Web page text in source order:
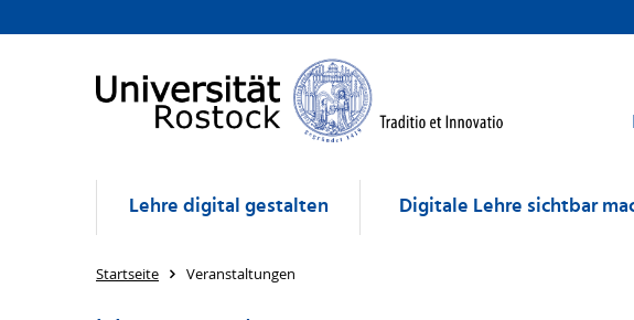
Lehre digital gestalten Digitale Lehre sichtbar
Startseite Veranstaltungen